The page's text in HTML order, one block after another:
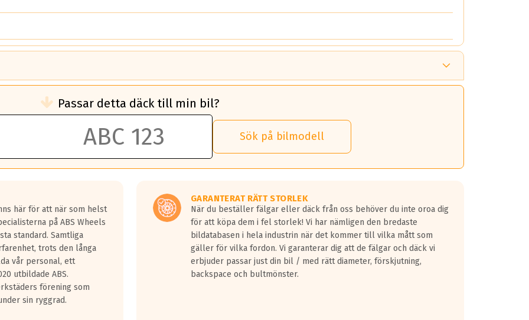
än ett klass G däck.
50 liter bränsle med ett klass A däck gentemot ett klass G däck.
vilken rutt du kör, samt vilken körstil du använder.
lastbilar.
på en väg där det ligger 0.5-1.5 mm vatten.
fyra billängder( ca 18meter) mellan däck med betyg A gentemot
överträffa motorljudet.
ett däck med vågar. Hög bullernivå markeras med svarta vågor
kraven som finns i dagsläget, men är inte längre tillåtna enligt nya
Passar detta däck till min bil?
Sök på bilmodell
här för att när som helst
på ABS Wheels
standard. Samtliga
trots den långa
vår personal, ett
utbildade ABS.
förening som
sin ryggrad.
GARANTERAT RÄTT STORLEK
När du beställer fälgar eller däck från oss behöver du inte oroa dig
för att köpa dem i fel storlek! Vi har nämligen den bredaste
bildatabasen i hela industrin när det kommer till vilka mått som
gäller för vilka fordon. Vi garanterar dig att de fälgar och däck vi
erbjuder passar just din bil / med rätt diameter, förskjutning,
backspace och bultmönster.